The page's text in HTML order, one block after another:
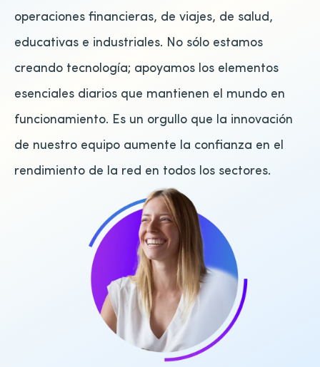
operaciones financieras, de viajes, de salud,
educativas e industriales. No sólo estamos
creando tecnología; apoyamos los elementos
esenciales diarios que mantienen el mundo en
funcionamiento. Es un orgullo que la innovación
de nuestro equipo aumente la confianza en el
rendimiento de la red en todos los sectores.